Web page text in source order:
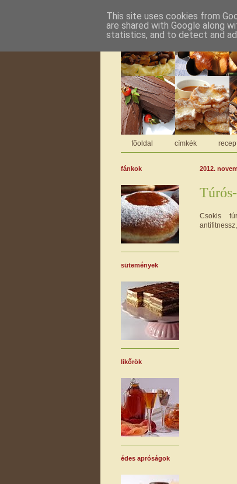
főoldal címkék
2012.
Csokis
fánkok
sütemények
likőrök
édes apróságok
This site uses cookies from
are shared with Google along
statistics, and to detect and